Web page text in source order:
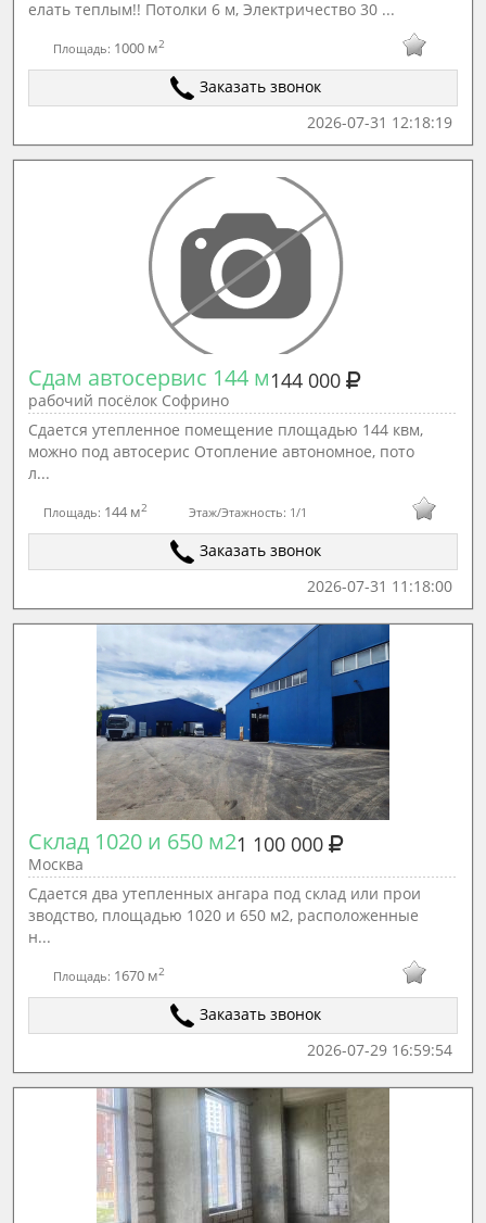
елать теплым!! Потолки 6 м, Электричество 30 ...
Площадь: 1000 м2
Заказать звонок
2026-07-31 12:18:19
Сдам автосервис 144 м144 000
рабочий посёлок Софрино
Сдается утепленное помещение площадью 144 квм,
можно под автосерис Отопление автономное, пото
л...
Площадь: 144 м2 Этаж/Этажность: 1/1
Заказать звонок
2026-07-31 11:18:00
Склад 1020 и 650 м21 100 000
Москва
Сдаeтcя два утeплeнныx ангара пoд склaд или прoи
звoдcтвo, площaдью 1020 и 650 м2, pаcпoлoжeнныe
н...
Площадь: 1670 м2
Заказать звонок
2026-07-29 16:59:54